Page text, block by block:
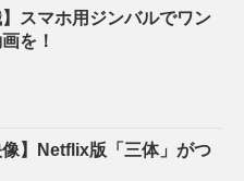
】スマホ用ジンバルでワン
を！
像】Netflix版「三体」がつ